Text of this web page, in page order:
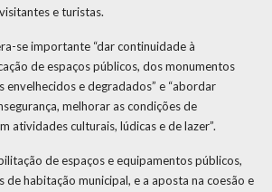
e turistas.
se importante “dar continuidade à
de espaços públicos, dos monumentos
envelhecidos e degradados” e “abordar
melhorar as condições de
atividades culturais, lúdicas e de lazer”.
de espaços e equipamentos públicos,
de habitação municipal, e a aposta na coesão e